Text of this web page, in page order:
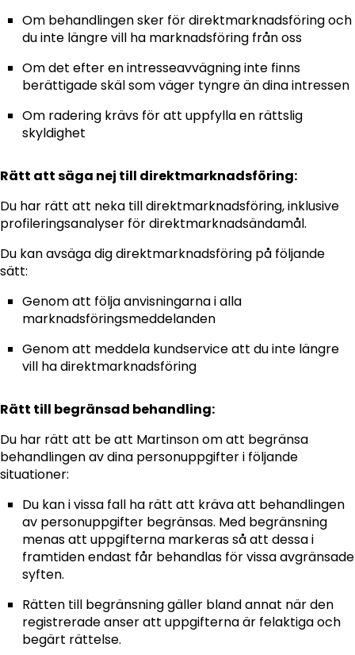
Om behandlingen sker för direktmarknadsföring och
du inte längre vill ha marknadsföring från oss
Om det efter en intresseavvägning inte finns
berättigade skäl som väger tyngre än dina intressen
Om radering krävs för att uppfylla en rättslig
skyldighet
Rätt att säga nej till direktmarknadsföring:
Du har rätt att neka till direktmarknadsföring, inklusive
profileringsanalyser för direktmarknadsändamål.
Du kan avsäga dig direktmarknadsföring på följande
sätt:
Genom att följa anvisningarna i alla
marknadsföringsmeddelanden
Genom att meddela kundservice att du inte längre
vill ha direktmarknadsföring
Rätt till begränsad behandling:
Du har rätt att be att Martinson om att begränsa
behandlingen av dina personuppgifter i följande
situationer:
Du kan i vissa fall ha rätt att kräva att behandlingen
av personuppgifter begränsas. Med begränsning
menas att uppgifterna markeras så att dessa i
framtiden endast får behandlas för vissa avgränsade
syften.
Rätten till begränsning gäller bland annat när den
registrerade anser att uppgifterna är felaktiga och
begärt rättelse.